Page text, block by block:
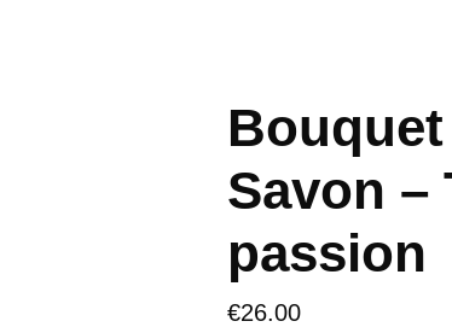
Savon –
passion
€26.00